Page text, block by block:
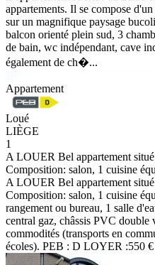
appartements. Il se compose
sur un magnifique paysage
balcon orienté plein sud, 3
de bain, wc indépendant, cave
également de ch�...
Appartement
Loué
LIÈGE
1
A LOUER Bel appartement
Composition: salon, 1 cuisine
A LOUER Bel appartement
Composition: salon, 1 cuisine
rangement ou bureau, 1 salle
central gaz, châssis PVC double
commodités (transports en
écoles). PEB : D LOYER :550